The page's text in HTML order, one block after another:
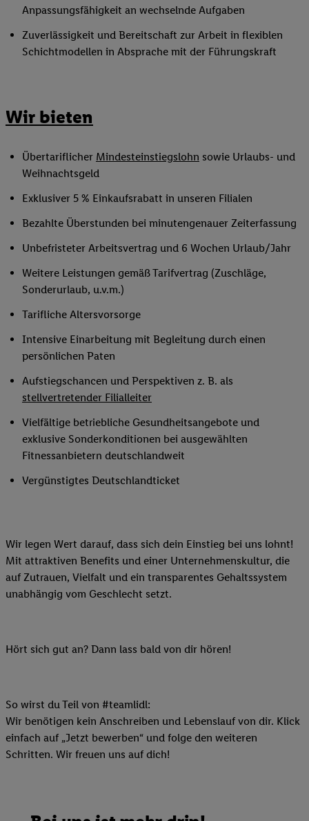
Anpassungsfähigkeit an wechselnde Aufgaben
Zuverlässigkeit und Bereitschaft zur Arbeit in flexiblen
Schichtmodellen in Absprache mit der Führungskraft
Wir bieten
Übertariflicher Mindesteinstiegslohn sowie Urlaubs- und
Weihnachtsgeld
Exklusiver 5 % Einkaufsrabatt in unseren Filialen
Bezahlte Überstunden bei minutengenauer Zeiterfassung
Unbefristeter Arbeitsvertrag und 6 Wochen Urlaub/Jahr
Weitere Leistungen gemäß Tarifvertrag (Zuschläge,
Sonderurlaub, u.v.m.)
Tarifliche Altersvorsorge
Intensive Einarbeitung mit Begleitung durch einen
persönlichen Paten
Aufstiegschancen und Perspektiven z. B. als
stellvertretender Filialleiter
Vielfältige betriebliche Gesundheitsangebote und
exklusive Sonderkonditionen bei ausgewählten
Fitnessanbietern deutschlandweit
Vergünstigtes Deutschlandticket
Wir legen Wert darauf, dass sich dein Einstieg bei uns lohnt!
Mit attraktiven Benefits und einer Unternehmenskultur, die
auf Zutrauen, Vielfalt und ein transparentes Gehaltssystem
unabhängig vom Geschlecht setzt.
Hört sich gut an? Dann lass bald von dir hören!
So wirst du Teil von #teamlidl:
Wir benötigen kein Anschreiben und Lebenslauf von dir. Klick
einfach auf „Jetzt bewerben“ und folge den weiteren
Schritten. Wir freuen uns auf dich!